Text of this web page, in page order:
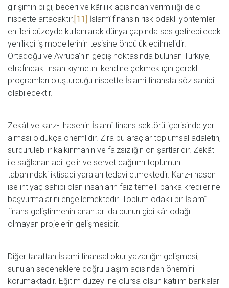
girişimin bilgi, beceri ve kârlılık açısından verimliliği de o
nispette artacaktır. [11]
İslamî finansın risk odaklı yöntemleri
en ileri düzeyde kullanılarak dünya çapında ses getirebilecek
yenilikçi iş modellerinin tesisine öncülük edilmelidir.
Ortadoğu ve Avrupa’nın geçiş noktasında bulunan Türkiye,
etrafındaki insan kıymetini kendine çekmek için gerekli
programları oluşturduğu nispette İslamî finansta söz sahibi
olabilecektir.
Zekât ve karz-ı hasenin İslamî finans sektörü içerisinde yer
alması oldukça önemlidir. Zira bu araçlar toplumsal adaletin,
sürdürülebilir kalkınmanın ve faizsizliğin ön şartlarıdır. Zekât
ile sağlanan adil gelir ve servet dağılımı toplumun
tabanındaki iktisadi yaraları tedavi etmektedir. Karz-ı hasen
ise ihtiyaç sahibi olan insanların faiz temelli banka kredilerine
başvurmalarını engellemektedir. Toplum odaklı bir İslamî
finans geliştirmenin anahtarı da bunun gibi kâr odağı
olmayan projelerin gelişmesidir.
Diğer taraftan İslamî finansal okur yazarlığın gelişmesi,
sunulan seçeneklere doğru ulaşım açısından önemini
korumaktadır. Eğitim düzeyi ne olursa olsun katılım bankaları